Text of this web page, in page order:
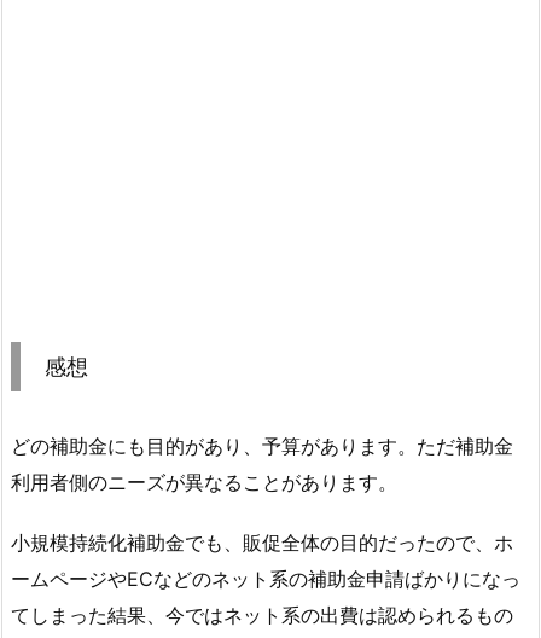
感想
どの補助金にも目的があり、予算があります。ただ補助金
利用者側のニーズが異なることがあります。
小規模持続化補助金でも、販促全体の目的だったので、ホ
ームページやECなどのネット系の補助金申請ばかりになっ
てしまった結果、今ではネット系の出費は認められるもの